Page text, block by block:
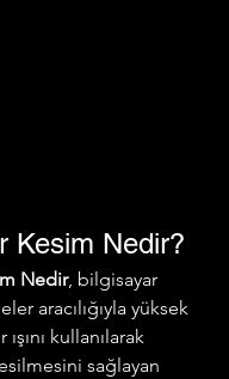
Kesim Nedir?
Nedir, bilgisayar
aracılığıyla yüksek
kullanılarak
sağlayan